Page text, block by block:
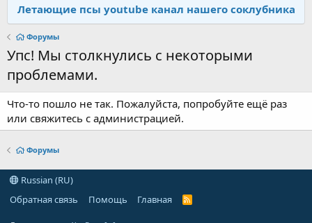
Летающие псы youtube канал нашего соклубника
Форумы
Упс! Мы столкнулись с некоторыми
проблемами.
Что-то пошло не так. Пожалуйста, попробуйте ещё раз
или свяжитесь с администрацией.
Форумы
Russian (RU)
Обратная связь
Помощь Главная
R